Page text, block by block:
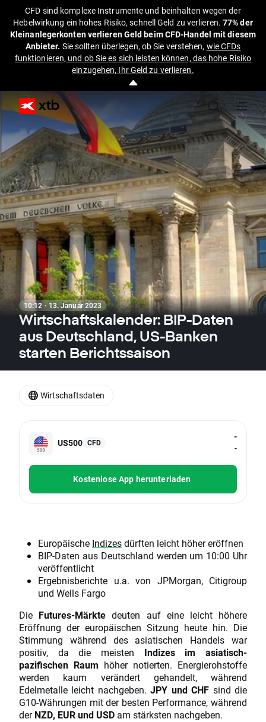
CFD sind komplexe Instrumente und beinhalten wegen der
Hebelwirkung ein hohes Risiko, schnell Geld zu verlieren.77% der
Kleinanlegerkonten verlieren Geld beim CFD-Handel mit diesem
Anbieter. Sie sollten überlegen, ob Sie verstehen, wie CFDs
funktionieren, und ob Sie es sich leisten können, das hohe Risiko
einzugehen, Ihr Geld zu verlieren.
10:12 · 13. Januar 2023
Wirtschaftskalender: BIP-Daten
aus Deutschland, US-Banken
starten Berichtssaison
US500 CFD
-
-
Kostenlose App herunterladen
Europäische Indizesdürften leicht höher eröffnen
BIP-Daten aus Deutschland werden um 10:00 Uhr
veröffentlicht
Ergebnisberichte u.a. von JPMorgan, Citigroup
und Wells Fargo
Die Futures-Märktedeuten auf eine leicht höhere
Eröffnung der europäischen Sitzung heute hin. Die
Stimmung während des asiatischen Handels war
positiv, da die meisten Indizes im asiatisch-
pazifischen Raum höher notierten. Energierohstoffe
werden kaum verändert gehandelt, während
Edelmetalle leicht nachgeben. JPY und CHF sind die
G10-Währungen mit der besten Performance, während
derNZD, EUR und USD am stärksten nachgeben.
Wirtschaftsdaten